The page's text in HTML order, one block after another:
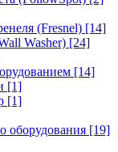
(Fresnel) [14]
Washer) [24]
[14]
[1]
[1]
оборудования [19]